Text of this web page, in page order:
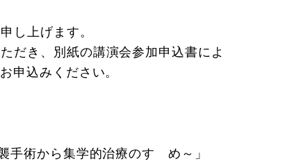
し上げます。
だき、別紙の講演会参加申込書によ
申込みください。
術から集学的治療のすゝめ～」